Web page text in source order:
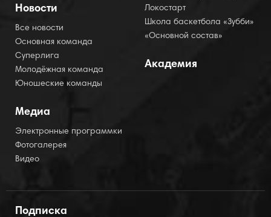
Новости
Все новости
Основная команда
Суперлига
Молодёжная команда
Юношеские команды
Медиа
Электронные программки
Фотогалерея
Видео
Локостарт
Школа баскетбола «Зубби»
«Основной состав»
Академия
Подписка